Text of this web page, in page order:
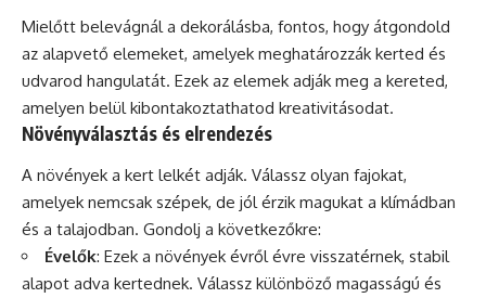
Mielőtt belevágnál a dekorálásba, fontos, hogy átgondold
az alapvető elemeket, amelyek meghatározzák kerted és
udvarod hangulatát. Ezek az elemek adják meg a kereted,
amelyen belül kibontakoztathatod kreativitásodat.
Növényválasztás és elrendezés
A növények a kert lelkét adják. Válassz olyan fajokat,
amelyek nemcsak szépek, de jól érzik magukat a klímádban
és a talajodban. Gondolj a következőkre:
Évelők: Ezek a növények évről évre visszatérnek, stabil
alapot adva kertednek. Válassz különböző magasságú és